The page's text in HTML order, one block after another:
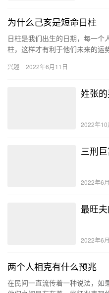
为什么己亥是短命日柱
日柱是我们出生的日期，每一个
柱，这样才有利于他们未来的运
正确，一…
兴趣 2022年6月11日
姓张
2022年10
三刑
2022年6
最旺
2022年6
两个人相克有什么预兆
在民间一直流传着一种说法，如